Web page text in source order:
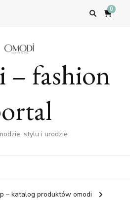
0
– fashion
stylu i urodzie
– katalog produktów omodi